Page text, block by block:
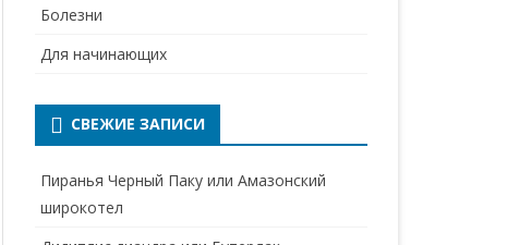
Болезни
Для начинающих
СВЕЖИЕ ЗАПИСИ
Пиранья Черный Паку или Амазонский
широкотел